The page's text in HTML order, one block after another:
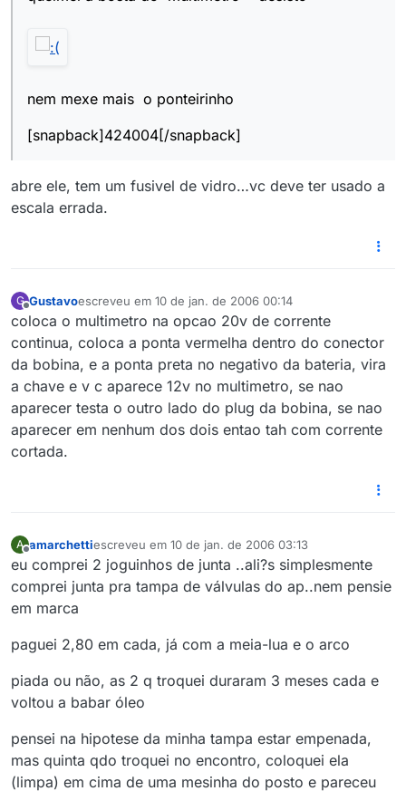
nem mexe mais o ponteirinho
[snapback]424004[/snapback]
abre ele, tem um fusivel de vidro…vc deve ter usado a
escala errada.
G
Offline
Gustavoescreveu em 10 de jan. de 2006 00:14
última edição por
coloca o multimetro na opcao 20v de corrente
continua, coloca a ponta vermelha dentro do conector
da bobina, e a ponta preta no negativo da bateria, vira
a chave e v c aparece 12v no multimetro, se nao
aparecer testa o outro lado do plug da bobina, se nao
aparecer em nenhum dos dois entao tah com corrente
cortada.
A amarchettiescreveu em 10 de jan. de 2006 03:13
última edição por
eu comprei 2 joguinhos de junta ..ali?s simplesmente
comprei junta pra tampa de válvulas do ap..nem pensie
em marca
paguei 2,80 em cada, já com a meia-lua e o arco
piada ou não, as 2 q troquei duraram 3 meses cada e
voltou a babar óleo
pensei na hipotese da minha tampa estar empenada,
mas quinta qdo troquei no encontro, coloquei ela
(limpa) em cima de uma mesinha do posto e pareceu